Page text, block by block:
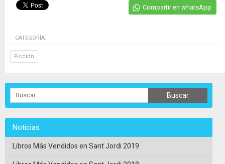
Compartir en whatsApp
CATEGORÍA:
Ficción
Noticias
Libros Más Vendidos en Sant Jordi 2019